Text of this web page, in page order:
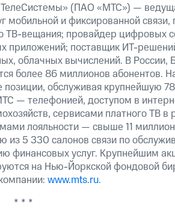
(ПАО «МТС») —
мобильной и фиксированной
ТВ-вещания; провайдер цифровых
приложений; поставщик ИТ-
облачных вычислений. В России,
более 86 миллионов абонентов.
обслуживая крупнейшую
— телефонией, доступом в
сервисами платного ТВ в
лояльности — свыше 11
из 5 330 салонов связи по
финансовых услуг. Крупнейшим
на Нью-Йоркской фондовой
www.mts.ru.
* * *